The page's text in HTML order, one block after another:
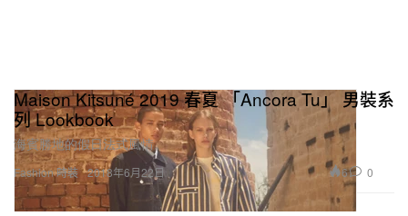
Fashion 時裝
Maison Kitsuné 2019 春夏 「Ancora Tu」 男裝系
列 Lookbook
海賓勝地的假日法式風情。
2018年6月22日 6 0